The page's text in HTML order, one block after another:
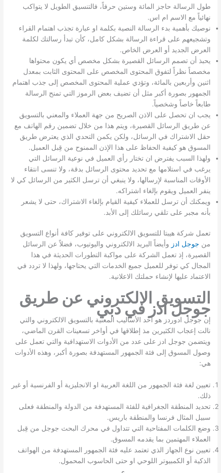
طول الرسالة حاجز المائة وستين حرفاً، فالتنسيق الطويل لا يتواكب
نهائياً مع الاسم ام اس.
نوصيك بأهمية بدء الرسالة النصية بكلمة او عبارة تجذب اهتمام القراء
وتشجيعهم على قراءة الرسالة بشكل كامل، كأن تبدأ رسالتك لكلمة
العرض الجديد أو العرض الخاص.
يحبذ أن تصمم الرسائل القصيرة بشكل مخصص أي يكون محتواها
مخصصاً نظراً لتفوق المحتوى المخصص على المحتوى الثابت بمعدل
اثنين وأربعين بالمائة، وتؤدي عملية المحتوى المخصص إلى جذب اهتمام
الجمهور بصورة أكبر مثل أن تضيف بعض الرموز التي تمنح الرسالة
طابعاً خاصاً وشخصياً.
يجب ان تحصل على الاذن الصريح من جهة العملاء والمعني بالتسويق
عن طريق الرسائل القصيرة، ويتم هذا من خلال تضمين رقم الهاتف مع
حقل الاشتراك في الرسائل، ولكن يكمن التحدي الذي يعترض طريق
المسوق هو كيفية الحفاظ على هذا الإذن الممنوح من قِبل العميل.
ولهذا السبب يفترض ان تختار رأي العميل في نوعية الرسائل التي
يرغب في استلامها مع تحديد محتوى الرسائل بدقة، ولا تنسى انتقاء
الأوقات المناسبة لإرسالها، ولا ينبغي أن ترسل الكثير من الرسائل كي لا
ينفر العميل ويقوم بإلغاء اشتراكه.
ويمكنك أن ترسل للعملاء كيفية القيام بإلغاء الاشتراك، حتى لا يشعر
بأنه مجبر على تلقي رسائلك إلى الأبد.
تعمل شركة هيبتا للتسويق الالكتروني على توفير كافة أنواع التسويق
من جوجل ادز وأيضاً البريد الالكتروني واليوتيوب، فضلاً عن الرسائل
القصيرة، إذ تعمل الشركة على مواكبة التطورات الحديثة في هذا
المجال كي توفر للعميل جميع الخدمات التي يحتاجها، ولهذا لا تردد في
الاعتماد عليها لإنشاء حملتك الاعلانية.
التسويق الالكتروني عن طريق
جوجل ادز في دبي
إن جوجل ادوردز هو احد الأساليب المعنية بالتسويق الالكتروني والتي
نالت إعجاب الكثيرين مذ إطلاقها في أواخر تسعينات القرن الماضي،
ويتضمن جوجل ادز على عدد من الأدوات الاستهدافية والتي تعمل على
وصول المسوق إلى فئة الجمهور المستهدفة بصورة أكبر، وهذه الأدوات
هي:
تعيين لغة فئة الجمهور من اللغة العربية او الانجليزية أو الفرنسية أو غير
ذلك.
تحديد المنطقة الجغرافية للفئة المستهدفة من الدولة والمنطقة فعلى
سبيل المثال فرنسا والمنطقة باريس.
وضع الكلمات المفتاحية التي تتداول في محرك البحث جوجل من قِبل
العملاء المهتمين بما يقدمه المسوق.
تعيين نوع الجهاز الذي تعتمد عليه فئة الجمهور المستهدفة من الهواتف
الذكية أو الكمبيوتر اللوحي او حتى الحاسوب المحمول.